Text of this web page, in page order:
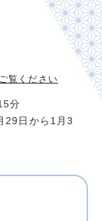
覧ください
分
29日から1月3